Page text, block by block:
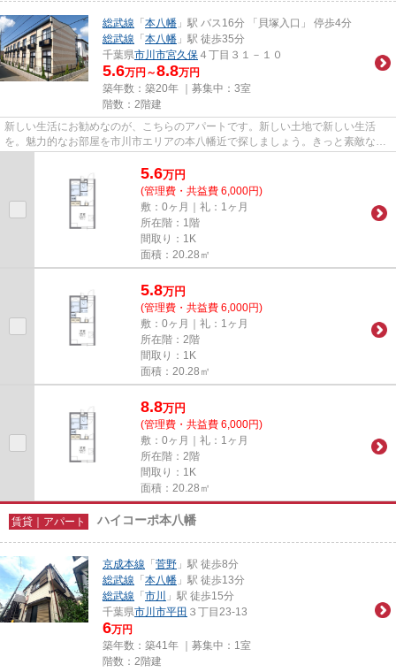
総武線 「 本八幡 」駅 バス16分 「貝塚入口」 停歩4分
総武線 「 本八幡 」駅 徒歩35分
千葉県市川市宮久保 ４丁目３１－１０
5.6万円～8.8万円
築年数：築20年 ｜募集中： 3室
階数：2階建
新しい生活にお勧めなのが、こちらのアパートです。新しい土地で新しい生活
を。魅力的なお部屋を市川市エリアの本八幡近で探しましょう。きっと素敵なお
5.6万円
(管理費・共益費 6,000円)
敷：0ヶ月｜礼：1ヶ月
所在階：1階
間取り：1K
面積：20.28㎡
5.8万円
(管理費・共益費 6,000円)
敷：0ヶ月｜礼：1ヶ月
所在階：2階
間取り：1K
面積：20.28㎡
8.8万円
(管理費・共益費 6,000円)
敷：0ヶ月｜礼：1ヶ月
所在階：2階
間取り：1K
面積：20.28㎡
賃貸｜アパート ハイコーポ本八幡
京成本線 「 菅野 」駅 徒歩8分
総武線 「 本八幡 」駅 徒歩13分
総武線 「 市川
」駅 徒歩15分
千葉県市川市平田 ３丁目23-13
6万円
築年数：築41年 ｜募集中： 1室
階数：2階建